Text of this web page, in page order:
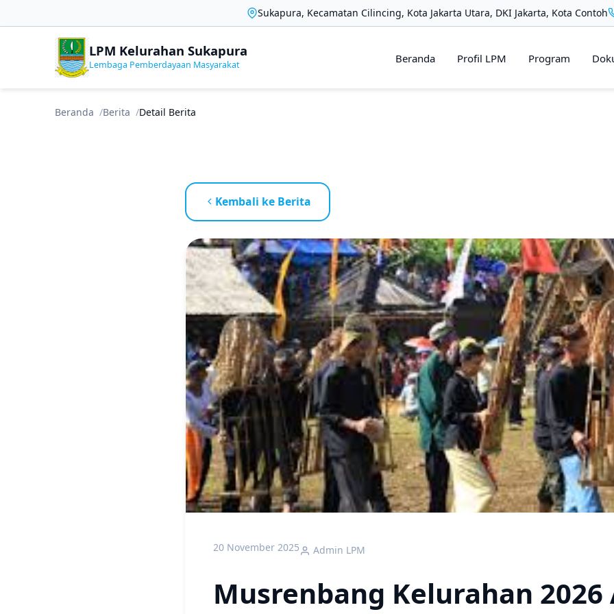
Sukapura, Kecamatan Cilincing, Kota Jakarta Utara, DKI Jakarta, Kota Contoh
LPM Kelurahan Sukapura
Lembaga Pemberdayaan Masyarakat Beranda Profil LPM Program
Beranda Berita Detail Berita
Kembali ke Berita
20 November 2025 Admin LPM
Musrenbang Kelurahan 2026